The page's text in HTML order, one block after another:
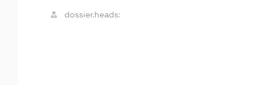
dossier.heads: